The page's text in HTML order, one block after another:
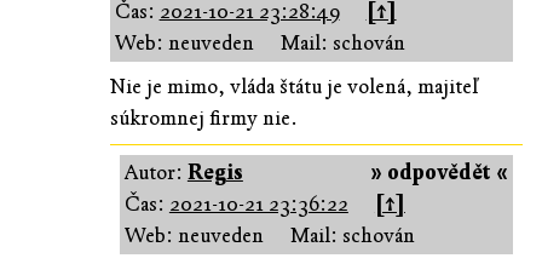
Čas: 2021-10-21 23:28:49
[↑]
Web: neuveden
Mail: schován
Nie je mimo, vláda štátu je volená, majiteľ
súkromnej firmy nie.
» odpovědět «
Autor: Regis
Čas: 2021-10-21 23:36:22
[↑]
Web: neuveden
Mail: schován